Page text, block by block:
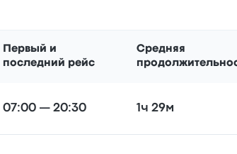
Первый и
последний рейс
Средняя
07:00 — 20:30 1ч 29м